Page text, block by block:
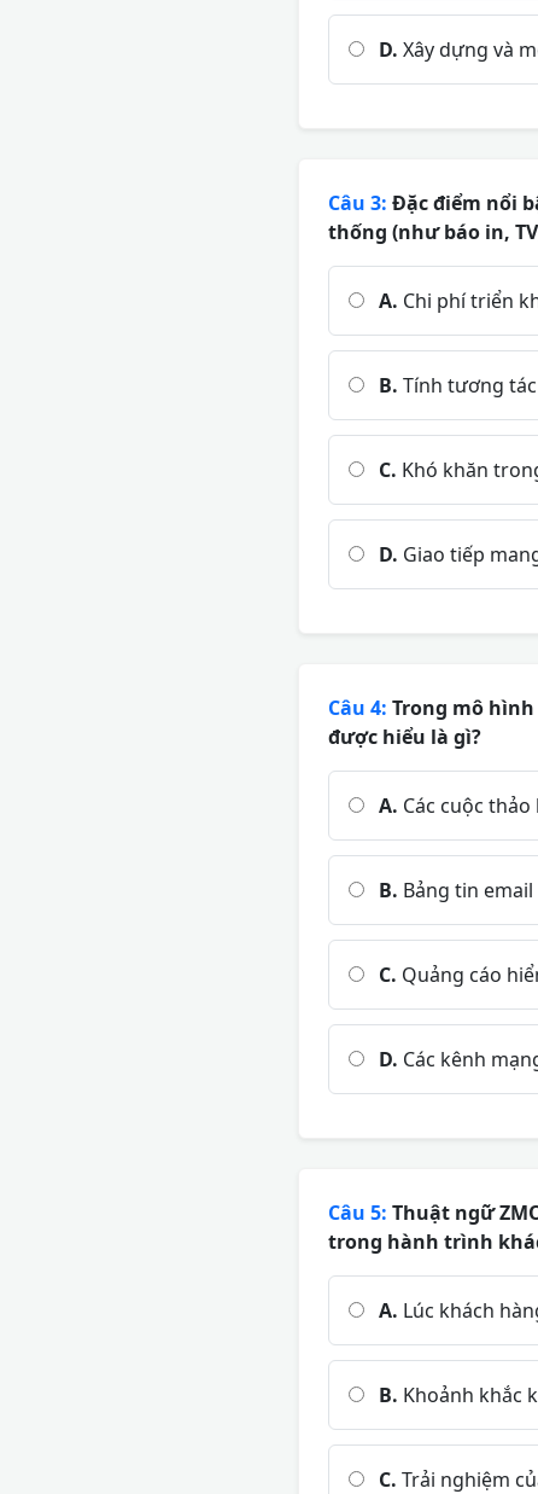
D. Xây dựng và
Câu 3: Đặc điểm nổi
thống (như báo in,
A. Chi phí triển
B. Tính tương
C. Khó khăn
D. Giao tiếp
Câu 4: Trong mô
được hiểu là gì?
A. Các cuộc
B. Bảng tin
C. Quảng cáo
D. Các kênh
Câu 5: Thuật ngữ
trong hành trình
A. Lúc khách
B. Khoảnh khắc
C. Trải nghiệm